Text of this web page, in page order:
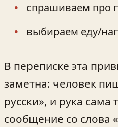
спрашиваем про
выбираем еду/
В переписке эта
заметна: человек
русски», и рука сама
сообщение со слова